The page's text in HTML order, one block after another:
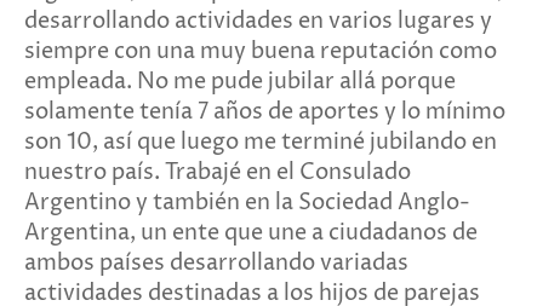
desarrollando actividades en varios lugares y
siempre con una muy buena reputación como
empleada. No me pude jubilar allá porque
solamente tenía 7 años de aportes y lo mínimo
son 10, así que luego me terminé jubilando en
nuestro país. Trabajé en el Consulado
Argentino y también en la Sociedad Anglo-
Argentina, un ente que une a ciudadanos de
ambos países desarrollando variadas
actividades destinadas a los hijos de parejas